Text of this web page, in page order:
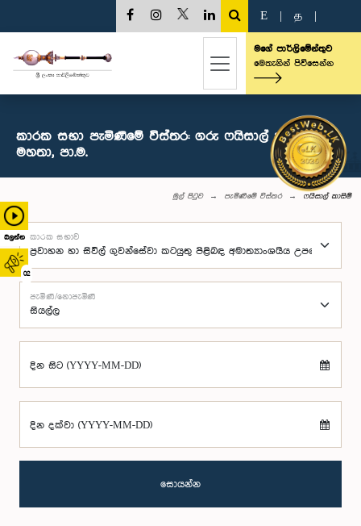
බලන්න
02
E த
මගේ පාර්ලිමේන්තුව
මෙතැනින් පිවිසෙන්න
කාරක සභා පැමිණීමේ විස්තර: ගරු ෆයිසාල් කාසිම්
මහතා, පා.ම.
මුල් පිටුව පැමිණීමේ විස්තර ෆයිසාල් කාසිම්
කාරක සභාව
පැමිණි/නොපැමිණි
දින සිට (YYYY-MM-DD)
දින දක්වා (YYYY-MM-DD)
සොයන්න